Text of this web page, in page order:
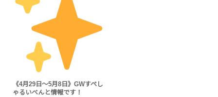
《4月29日～5月8日》GWすぺし
ゃるいべんと情報です！